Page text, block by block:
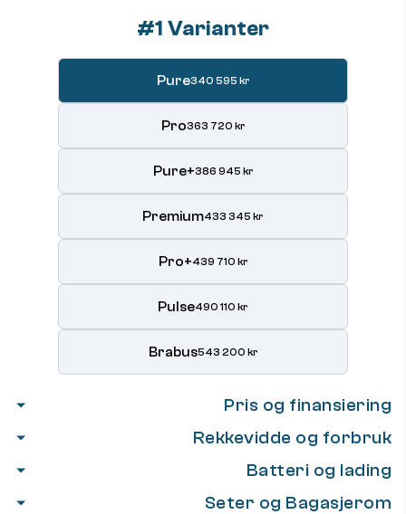
#1 Varianter
Pure340 595 kr
Pro363 720 kr
Pure+386 945 kr
Premium433 345 kr
Pro+439 710 kr
Pulse490 110 kr
Brabus543 200 kr
Pris og finansiering
Rekkevidde og forbruk
Batteri og lading
Seter og Bagasjerom